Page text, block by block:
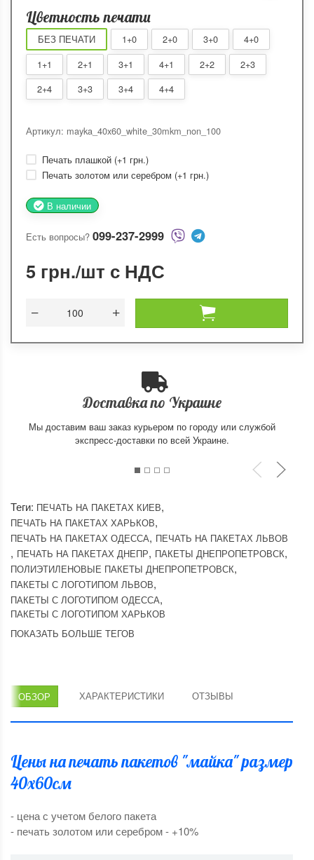
Цветность печати
БЕЗ ПЕЧАТИ 1+0 2+0 3+0
4+0
1+1
2+1 3+1 4+1 2+2
2+3
2+4
3+3 3+4 4+4
Артикул: mayka_40x60_white_30mkm_non_100
Печать плашкой (+1 грн.)
Печать золотом или серебром (+1 грн.)
В наличии
Есть вопросы? 099-237-2999
5 грн.
Доставка по Украине
Мы доставим ваш заказ курьером по городу или службой
экспресс-доставки по всей Украине.
Теги: ПЕЧАТЬ НА ПАКЕТАХ КИЕВ,
ПЕЧАТЬ НА ПАКЕТАХ ХАРЬКОВ,
ПЕЧАТЬ НА ПАКЕТАХ ОДЕССА, ПЕЧАТЬ НА ПАКЕТАХ ЛЬВОВ
, ПЕЧАТЬ НА ПАКЕТАХ ДНЕПР, ПАКЕТЫ ДНЕПРОПЕТРОВСК,
ПОЛИЭТИЛЕНОВЫЕ ПАКЕТЫ ДНЕПРОПЕТРОВСК,
ПАКЕТЫ С ЛОГОТИПОМ ЛЬВОВ,
ПАКЕТЫ С ЛОГОТИПОМ ОДЕССА,
ПАКЕТЫ С ЛОГОТИПОМ ХАРЬКОВ
ПОКАЗАТЬ БОЛЬШЕ ТЕГОВ
ОБЗОР ХАРАКТЕРИСТИКИ ОТЗЫВЫ
Цены на печать пакетов "майка" размер
40х60см
- цена с учетом белого пакета
- печать золотом или серебром - +10%